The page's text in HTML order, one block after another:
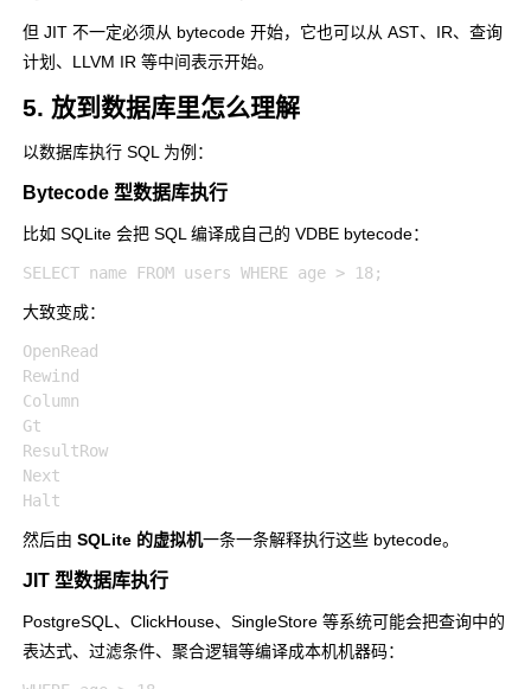
但 JIT 不一定必须从 bytecode 开始，它也可以从 AST、IR、查询
计划、LLVM IR 等中间表示开始。
5. 放到数据库里怎么理解
以数据库执行 SQL 为例：
Bytecode 型数据库执行
比如 SQLite 会把 SQL 编译成自己的 VDBE bytecode：
大致变成：
OpenRead
Rewind
Column
Gt
ResultRow
Next
然后由 SQLite 的虚拟机一条一条解释执行这些 bytecode。
JIT 型数据库执行
PostgreSQL、ClickHouse、SingleStore 等系统可能会把查询中的
表达式、过滤条件、聚合逻辑等编译成本机机器码：